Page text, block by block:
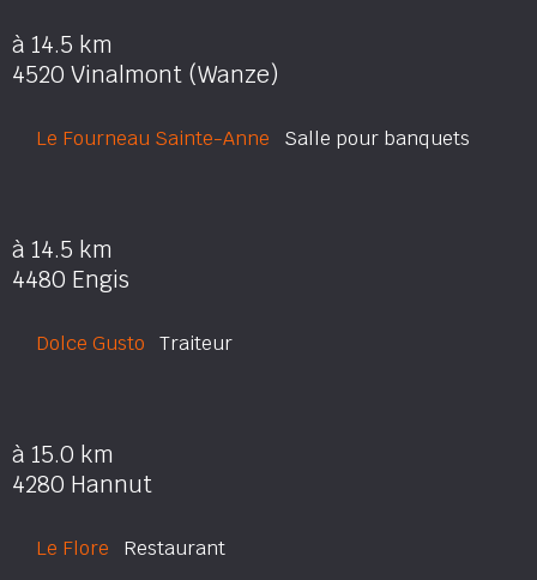
à 14.5 km
4520 Vinalmont (Wanze)
Le Fourneau Sainte-Anne Salle pour banquets
à 14.5 km
4480 Engis
Dolce Gusto Traiteur
à 15.0 km
4280 Hannut
Le Flore Restaurant